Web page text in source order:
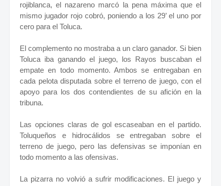
rojiblanca, el nazareno marcó la pena máxima que el
mismo jugador rojo cobró, poniendo a los 29’ el uno por
cero para el Toluca.
El complemento no mostraba a un claro ganador. Si bien
Toluca iba ganando el juego, los Rayos buscaban el
empate en todo momento. Ambos se entregaban en
cada pelota disputada sobre el terreno de juego, con el
apoyo para los dos contendientes de su afición en la
tribuna.
Las opciones claras de gol escaseaban en el partido.
Toluqueños e hidrocálidos se entregaban sobre el
terreno de juego, pero las defensivas se imponían en
todo momento a las ofensivas.
La pizarra no volvió a sufrir modificaciones. El juego y